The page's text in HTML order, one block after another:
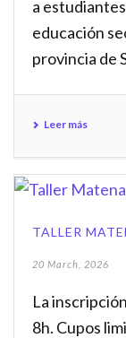
a
educación
provincia de
Leer más
TALLER
20 March, 2026
La
8h. Cupos